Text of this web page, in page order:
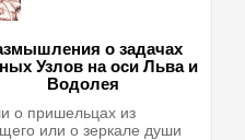
о задачах
Узлов на оси Льва и
Водолея
о пришельцах из
или о зеркале души